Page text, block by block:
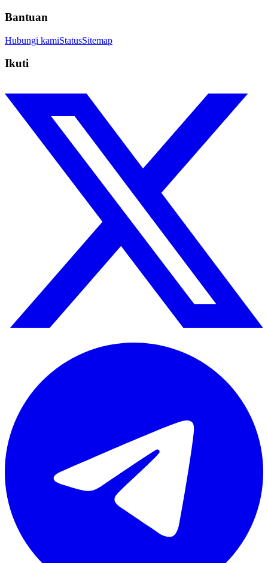
Bantuan
Hubungi kamiStatusSitemap
Ikuti